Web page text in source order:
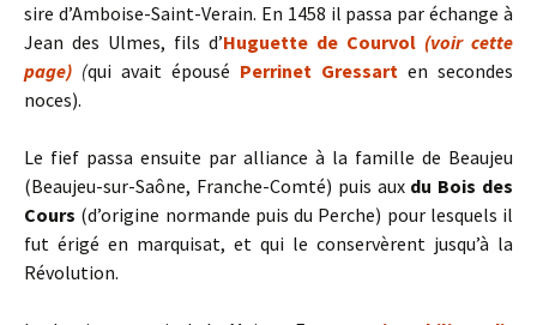
sire d’Amboise-Saint-Verain. En 1458 il passa par échange à
Jean des Ulmes, fils d’Huguette de Courvol (voir cette
page) (qui avait épousé Perrinet Gressart en secondes
noces).
Le fief passa ensuite par alliance à la famille de Beaujeu
(Beaujeu-sur-Saône, Franche-Comté) puis aux du Bois des
Cours (d’origine normande puis du Perche) pour lesquels il
fut érigé en marquisat, et qui le conservèrent jusqu’à la
Révolution.